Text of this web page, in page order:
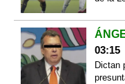
03:15
Dictan